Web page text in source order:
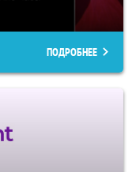
ПОДРОБНЕЕ